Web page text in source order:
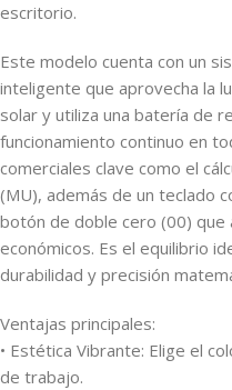
escritorio.
Este modelo cuenta con un
inteligente que aprovecha la
solar y utiliza una batería de
funcionamiento continuo en
comerciales clave como el
(MU), además de un teclado
botón de doble cero (00) que
económicos. Es el equilibrio
durabilidad y precisión
Ventajas principales:
• Estética Vibrante: Elige el
de trabajo.